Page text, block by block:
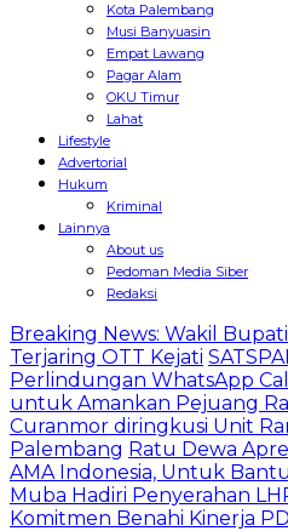
Kota Palembang
Musi Banyuasin
Empat Lawang
Pagar Alam
OKU Timur
Lahat
Lifestyle
Advertorial
Hukum
Kriminal
Lainnya
About us
Pedoman Media Siber
Redaksi
Breaking News: Wakil
Terjaring OTT Kejati
Perlindungan WhatsApp
untuk Amankan Pejuang
Curanmor diringkusi Unit
Palembang Ratu Dewa
AMA Indonesia, Untuk
Muba Hadiri Penyerahan
Komitmen Benahi Kinerja